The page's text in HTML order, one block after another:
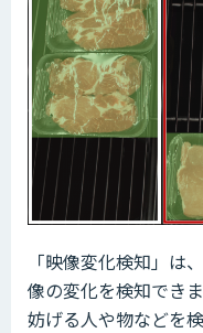
「映像変化検知」は
像の変化を検知でき
妨げる人や物などを